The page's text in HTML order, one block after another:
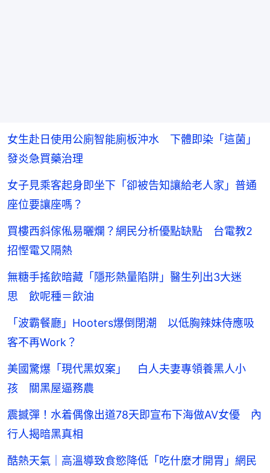
女生赴日使用公廁智能廁板沖水 下體即染「這菌」
發炎急買藥治理
女子見乘客起身即坐下「卻被告知讓給老人家」普通
座位要讓座嗎？
買樓西斜傢俬易曬爛？網民分析優點缺點 台電教2
招慳電又隔熱
無糖手搖飲暗藏「隱形熱量陷阱」醫生列出3大迷
思 飲呢種＝飲油
「波霸餐廳」Hooters爆倒閉潮 以低胸辣妹侍應吸
客不再Work？
美國驚爆「現代黑奴案」 白人夫妻專領養黑人小
孩 關黑屋逼務農
震撼彈！水着偶像出道78天即宣布下海做AV女優 內
行人揭暗黑真相
酷熱天氣｜高溫導致食慾降低「吃什麼才開胃」網民